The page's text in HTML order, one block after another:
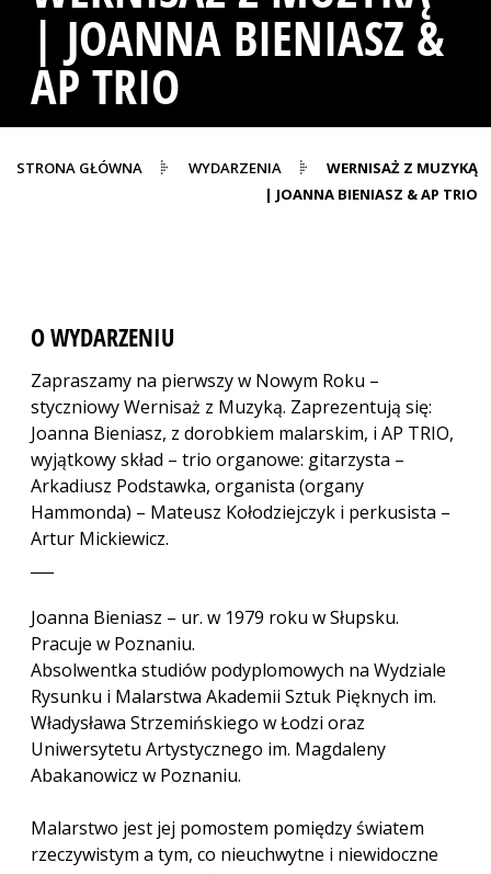
| JOANNA BIENIASZ &
AP TRIO
STRONA GŁÓWNA WYDARZENIA
WERNISAŻ Z MUZYKĄ
| JOANNA BIENIASZ & AP TRIO
O WYDARZENIU
Zapraszamy na pierwszy w Nowym Roku –
styczniowy Wernisaż z Muzyką. Zaprezentują się:
Joanna Bieniasz, z dorobkiem malarskim, i AP TRIO,
wyjątkowy skład – trio organowe: gitarzysta –
Arkadiusz Podstawka, organista (organy
Hammonda) – Mateusz Kołodziejczyk i perkusista –
Artur Mickiewicz.
Joanna Bieniasz – ur. w 1979 roku w Słupsku.
Pracuje w Poznaniu.
Absolwentka studiów podyplomowych na Wydziale
Rysunku i Malarstwa Akademii Sztuk Pięknych im.
Władysława Strzemińskiego w Łodzi oraz
Uniwersytetu Artystycznego im. Magdaleny
Abakanowicz w Poznaniu.
Malarstwo jest jej pomostem pomiędzy światem
rzeczywistym a tym, co nieuchwytne i niewidoczne